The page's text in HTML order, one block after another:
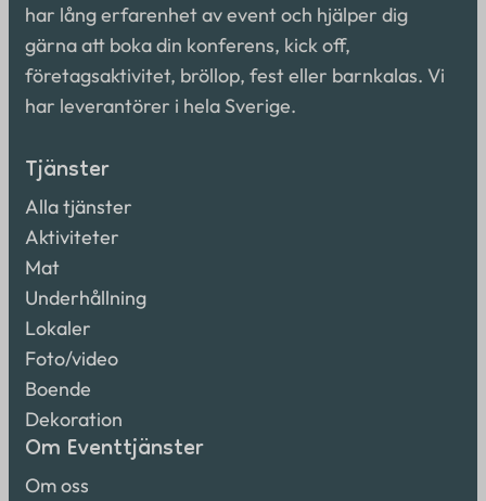
har lång erfarenhet av event och hjälper dig
gärna att boka din konferens, kick off,
företagsaktivitet, bröllop, fest eller barnkalas. Vi
har leverantörer i hela Sverige.
Tjänster
Alla tjänster
Aktiviteter
Mat
Underhållning
Lokaler
Foto/video
Boende
Dekoration
Om Eventtjänster
Om oss